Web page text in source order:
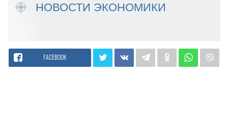
НОВОСТИ ЭКОНОМИКИ
FACEBOOK